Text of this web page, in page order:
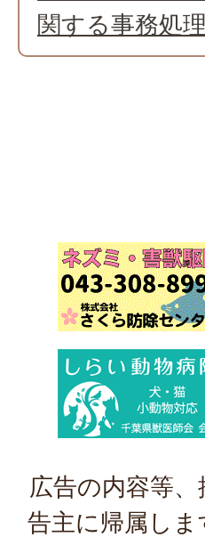
関する事務処
広告の内容等
告主に帰属し